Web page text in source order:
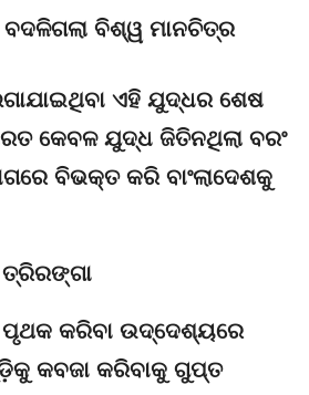
ବଦଳିଗଲା ବିଶ୍ୱ ମାନଚିତ୍ର
ଏହି ଯୁଦ୍ଧର ଶେଷ
କେବଳ ଯୁଦ୍ଧ ଜିତିନଥିଲା ବରଂ
ବିଭକ୍ତ କରି ବାଂଲାଦେଶକୁ
ତ୍ରିରଙ୍ଗା
ପୃଥକ କରିବା ଉଦ୍ଦେଶ୍ୟରେ
କବଜା କରିବାକୁ ଗୁପ୍ତ